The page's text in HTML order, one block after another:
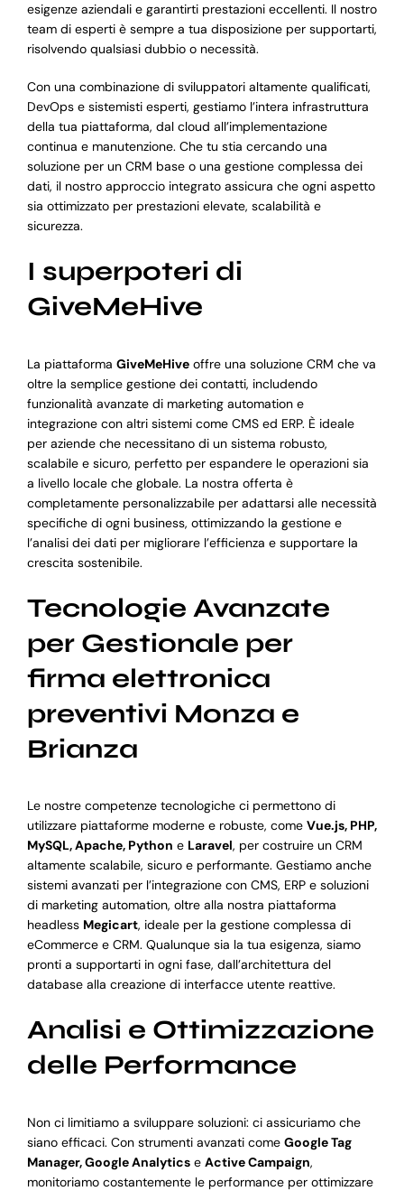
esigenze aziendali e garantirti prestazioni eccellenti. Il nostro
team di esperti è sempre a tua disposizione per supportarti,
risolvendo qualsiasi dubbio o necessità.
Con una combinazione di sviluppatori altamente qualificati,
DevOps e sistemisti esperti, gestiamo l’intera infrastruttura
della tua piattaforma, dal cloud all’implementazione
continua e manutenzione. Che tu stia cercando una
soluzione per un CRM base o una gestione complessa dei
dati, il nostro approccio integrato assicura che ogni aspetto
sia ottimizzato per prestazioni elevate, scalabilità e
sicurezza.
I superpoteri di
GiveMeHive
La piattaforma GiveMeHiveoffre una soluzione CRM che va
oltre la semplice gestione dei contatti, includendo
funzionalità avanzate di marketing automation e
integrazione con altri sistemi come CMS ed ERP. È ideale
per aziende che necessitano di un sistema robusto,
scalabile e sicuro, perfetto per espandere le operazioni sia
a livello locale che globale. La nostra offerta è
completamente personalizzabile per adattarsi alle necessità
specifiche di ogni business, ottimizzando la gestione e
l’analisi dei dati per migliorare l’efficienza e supportare la
crescita sostenibile.
Tecnologie Avanzate
per Gestionale per
firma elettronica
preventivi Monza e
Brianza
Le nostre competenze tecnologiche ci permettono di
utilizzare piattaforme moderne e robuste, come Vue.js, PHP,
MySQL, Apache, Python e Laravel, per costruire un CRM
altamente scalabile, sicuro e performante. Gestiamo anche
sistemi avanzati per l’integrazione con CMS, ERP e soluzioni
di marketing automation, oltre alla nostra piattaforma
headless Megicart, ideale per la gestione complessa di
eCommerce e CRM. Qualunque sia la tua esigenza, siamo
pronti a supportarti in ogni fase, dall’architettura del
database alla creazione di interfacce utente reattive.
Analisi e Ottimizzazione
delle Performance
Non ci limitiamo a sviluppare soluzioni: ci assicuriamo che
siano efficaci. Con strumenti avanzati come Google Tag
Manager, Google Analyticse Active Campaign,
monitoriamo costantemente le performance per ottimizzare